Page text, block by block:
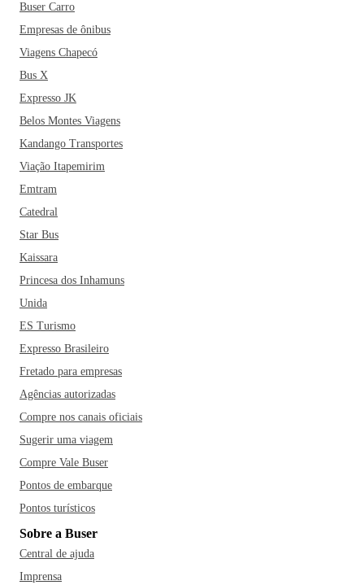
Buser Carro
Empresas de ônibus
Viagens Chapecó
Bus X
Expresso JK
Belos Montes Viagens
Kandango Transportes
Viação Itapemirim
Emtram
Catedral
Star Bus
Kaissara
Princesa dos Inhamuns
Unida
ES Turismo
Expresso Brasileiro
Fretado para empresas
Agências autorizadas
Compre nos canais oficiais
Sugerir uma viagem
Compre Vale Buser
Pontos de embarque
Pontos turísticos
Sobre a Buser
Central de ajuda
Imprensa